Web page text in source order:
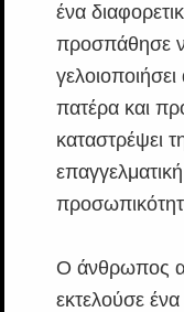
ένα
προσπάθησε
πατέρα και
καταστρέψει
επαγγελματική
Ο άνθρωπος
εκτελούσε